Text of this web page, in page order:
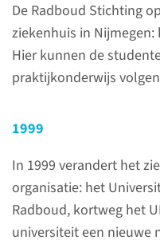
De Radboud Stichting
ziekenhuis in
Hier kunnen de
praktijkonderwijs
1999
In 1999 verandert het
organisatie: het
Radboud, kortweg het
universiteit een nieuwe
De
De
het
Heyendael.
van het
campus